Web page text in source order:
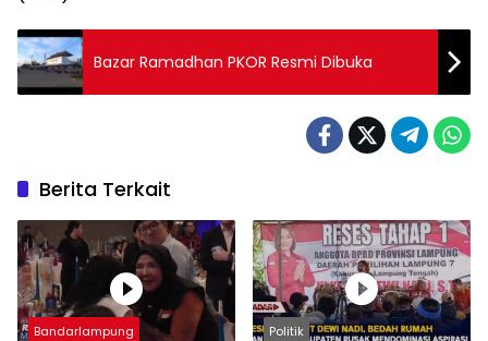
Bazar Ramadhan PKOR Resmi Dibuka
Berita Terkait
Bandarlampung Politik